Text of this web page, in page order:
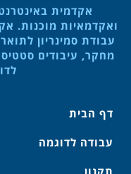
אקדמית
ואקדמאיות מוכנות.
עבודת סמינריון
מחקר, עיבודים
דף הבית
עבודה לדוגמה
תקנון